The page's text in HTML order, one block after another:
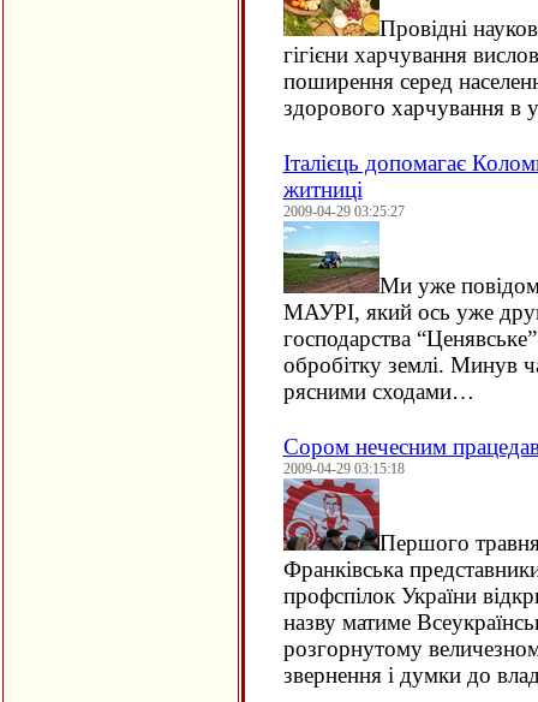
Провідні
гігієни харчування
поширення серед
здорового харчування в
Італієць допомагає
житниці
2009-04-29 03:25:27
Ми уже
МАУРІ, який ось уже
господарства
обробітку землі. Минув
рясними сходами…
Сором нечесним
2009-04-29 03:15:18
Першого
Франківська
профспілок України
назву матиме
розгорнутому
звернення і думки до